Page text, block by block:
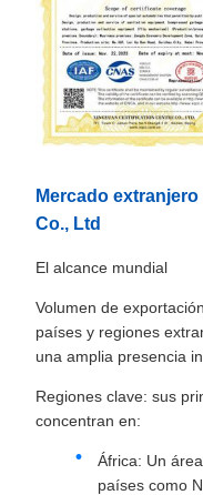
Mercado
Co., Ltd
El alcance mundial
Volumen de
países y regiones
una amplia presencia
Regiones clave: sus
concentran en:
África: Un
países como